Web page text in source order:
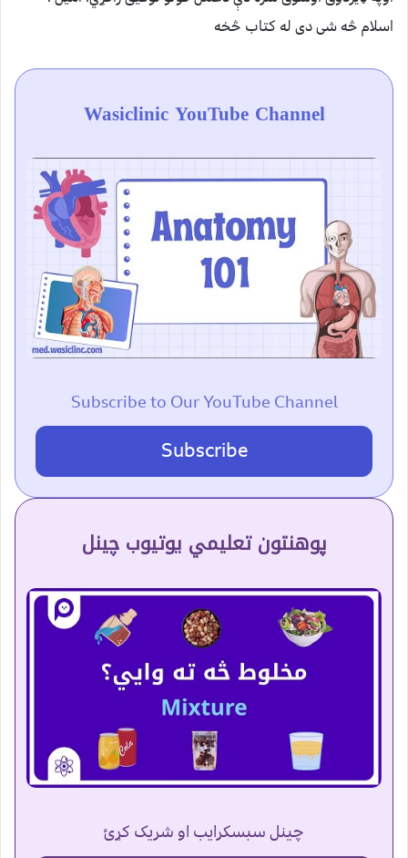
اسلام څه شی دی له کتاب څخه
Wasiclinic YouTube Channel
Subscribe to Our YouTube Channel
Subscribe
پوهنتون تعلیمي یوتیوب چینل
چینل سبسکرایب او شریک کړئ